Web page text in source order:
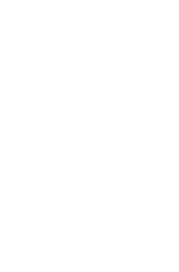
с которой
Выпуск
которая
появилось
Обе